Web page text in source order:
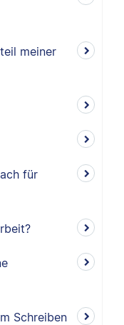
meiner
für
Schreiben